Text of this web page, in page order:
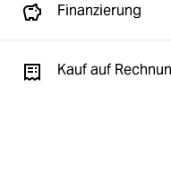
Finanzierung
Kauf auf